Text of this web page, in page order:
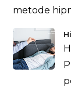
metode